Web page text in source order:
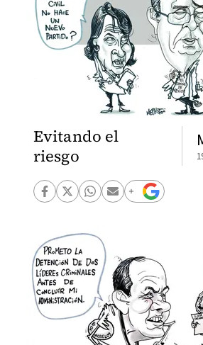
Evitando el
riesgo